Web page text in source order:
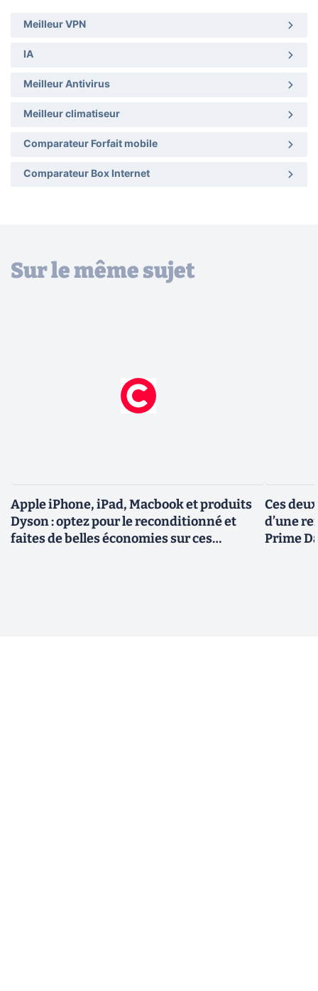
Meilleur VPN
IA
Meilleur Antivirus
Meilleur climatiseur
Comparateur Forfait mobile
Comparateur Box Internet
Sur le même sujet
Apple iPhone, iPad, Macbook et produits
Dyson : optez pour le reconditionné et
faites de belles économies sur ces
Ces
d’une
Prime